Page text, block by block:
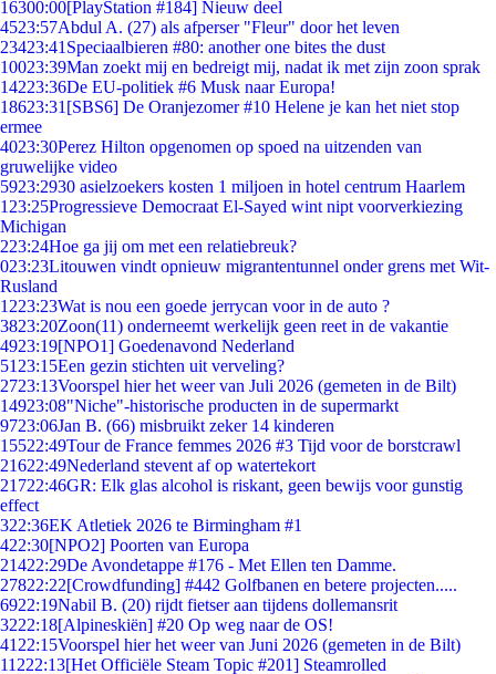
16300:00[PlayStation #184] Nieuw deel
4523:57Abdul A. (27) als afperser "Fleur" door het leven
23423:41 Speciaalbieren #80: another one bites the dust
10023:39Man zoekt mij en bedreigt mij, nadat ik met zijn zoon sprak
14223:36De EU-politiek #6 Musk naar Europa!
18623:31 [SBS6] De Oranjezomer #10 Helene je kan het niet stop
ermee
4023:30Perez Hilton opgenomen op spoed na uitzenden van
gruwelijke video
5923:2930 asielzoekers kosten 1 miljoen in hotel centrum Haarlem
1 23:25Progressieve Democraat El-Sayed wint nipt voorverkiezing
Michigan
223:24Hoe ga jij om met een relatiebreuk?
023:23Litouwen vindt opnieuw migrantentunnel onder grens met Wit-
Rusland
1223:23Wat is nou een goede jerrycan voor in de auto ?
3823:20Zoon(11) onderneemt werkelijk geen reet in de vakantie
4923:19[NPO1] Goedenavond Nederland
51 23:15Een gezin stichten uit verveling?
2723:13Voorspel hier het weer van Juli 2026 (gemeten in de Bilt)
14923:08"Niche"-historische producten in de supermarkt
9723:06Jan B. (66) misbruikt zeker 14 kinderen
15522:49Tour de France femmes 2026 #3 Tijd voor de borstcrawl
21622:49Nederland stevent af op watertekort
21722:46GR: Elk glas alcohol is riskant, geen bewijs voor gunstig
effect
322:36EK Atletiek 2026 te Birmingham #1
422:30[NPO2] Poorten van Europa
21422:29De Avondetappe #176 - Met Ellen ten Damme.
27822:22[Crowdfunding] #442 Golfbanen en betere projecten.....
6922:19Nabil B. (20) rijdt fietser aan tijdens dollemansrit
3222:18[Alpineskiën] #20 Op weg naar de OS!
41 22:15Voorspel hier het weer van Juni 2026 (gemeten in de Bilt)
11222:13[Het Officiële Steam Topic #201] Steamrolled